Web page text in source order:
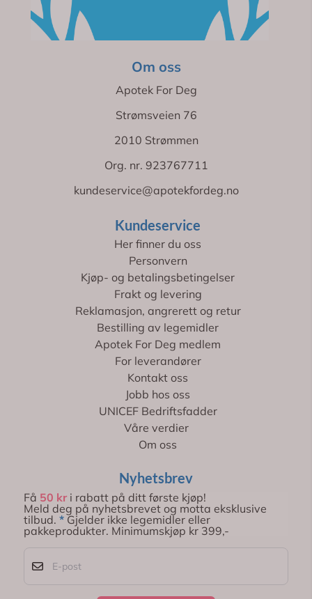
Om oss
Apotek For Deg
Strømsveien 76
2010 Strømmen
Org. nr. 923767711
kundeservice@apotekfordeg.no
Kundeservice
Her finner du oss
Personvern
Kjøp- og betalingsbetingelser
Frakt og levering
Reklamasjon, angrerett og retur
Bestilling av legemidler
Apotek For Deg medlem
For leverandører
Kontakt oss
Jobb hos oss
UNICEF Bedriftsfadder
Våre verdier
Om oss
Nyhetsbrev
Få 50 kri rabatt på ditt første kjøp!
Meld deg på nyhetsbrevet og motta eksklusive
tilbud. *Gjelder ikke legemidler eller
pakkeprodukter. Minimumskjøp kr 399,-